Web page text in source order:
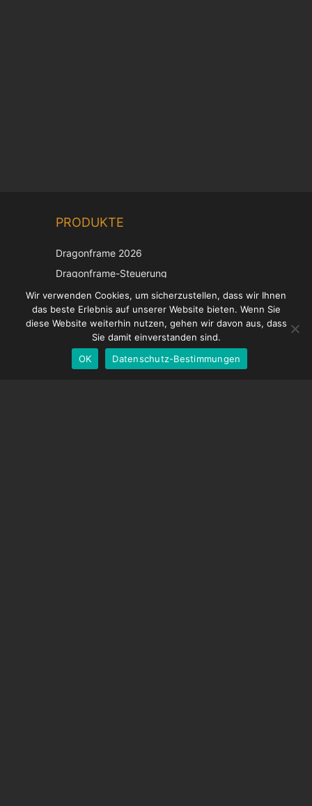
PRODUKTE
Dragonframe 2026
Dragonframe-Steuerung
DDMX-512
DMC-32
EOS LV-Korrekturkappe
Wir verwenden Cookies, um sicherzustellen, dass wir Ihnen
das beste Erlebnis auf unserer Website bieten. Wenn Sie
diese Website weiterhin nutzen, gehen wir davon aus, dass
Sie damit einverstanden sind.
OK
Datenschutz-Bestimmungen
German
English
Spanish
French